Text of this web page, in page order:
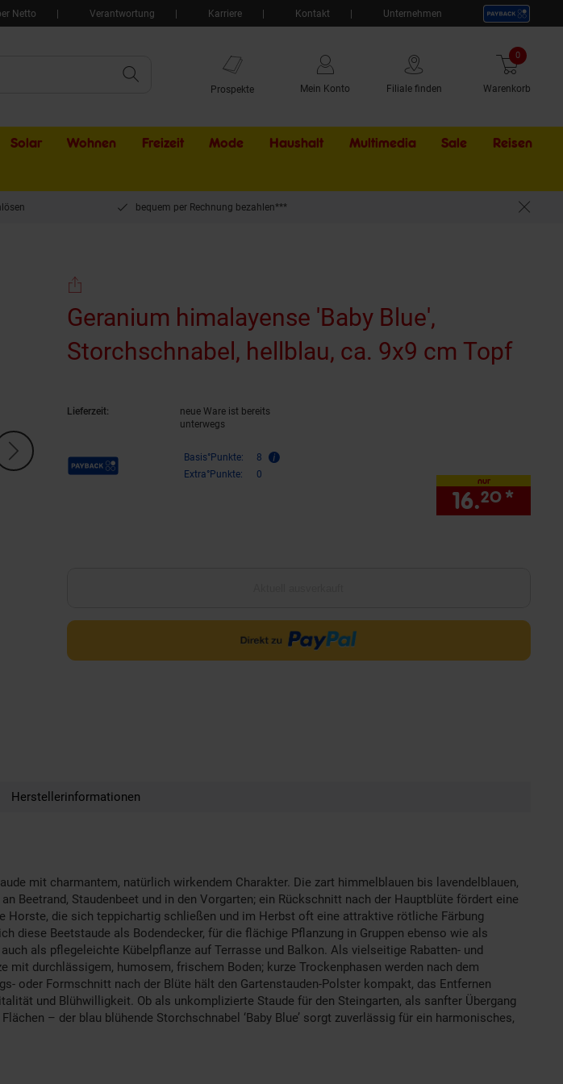
Netto Verantwortung Karriere Kontakt Unternehmen
Prospekte Mein Konto Filiale finden Warenkorb
0 Artikel
Solar Wohnen Freizeit Mode Haushalt Multimedia Sale Externer
Reisen
bequem per Rechnung bezahlen***
Geranium himalayense 'Baby Blue',
Storchschnabel, hellblau, ca. 9x9 cm Topf
Lieferzeit:
neue Ware ist bereits
unterwegs
Payback Punkte Basis°Punkte:
8
Extra°Punkte:
0
nur
16.20 *
Herstellerinformationen
mit charmantem, natürlich wirkendem Charakter. Die zart himmelblauen bis lavendelblauen,
Beetrand, Staudenbeet und in den Vorgarten; ein Rückschnitt nach der Hauptblüte fördert eine
die sich teppichartig schließen und im Herbst oft eine attraktive rötliche Färbung
diese Beetstaude als Bodendecker, für die flächige Pflanzung in Gruppen ebenso wie als
als pflegeleichte Kübelpflanze auf Terrasse und Balkon. Als vielseitige Rabatten- und
mit durchlässigem, humosem, frischem Boden; kurze Trockenphasen werden nach dem
oder Formschnitt nach der Blüte hält den Gartenstauden-Polster kompakt, das Entfernen
und Blühwilligkeit. Ob als unkomplizierte Staude für den Steingarten, als sanfter Übergang
– der blau blühende Storchschnabel ‘Baby Blue’ sorgt zuverlässig für ein harmonisches,